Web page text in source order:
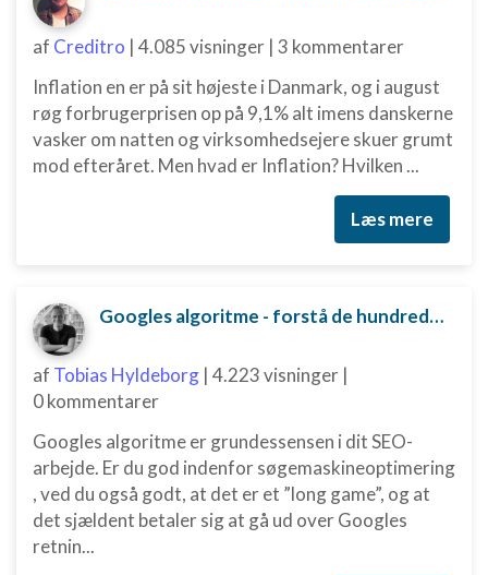
af Creditro | 4.085 visninger | 3 kommentarer
Inflation en er på sit højeste i Danmark, og i august
røg forbrugerprisen op på 9,1% alt imens danskerne
vasker om natten og virksomhedsejere skuer grumt
mod efteråret. Men hvad er Inflation? Hvilken ...
Læs mere
Googles algoritme - forstå de hundredvis af parametre bag
af Tobias Hyldeborg | 4.223 visninger |
0 kommentarer
Googles algoritme er grundessensen i dit SEO-
arbejde. Er du god indenfor søgemaskineoptimering
, ved du også godt, at det er et ”long game”, og at
det sjældent betaler sig at gå ud over Googles
retnin...